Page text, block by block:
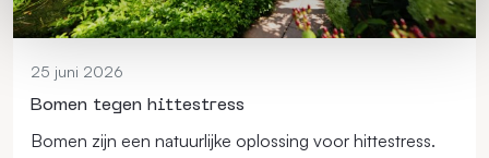
25 juni 2026
Bomen tegen hittestress
Bomen zijn een natuurlijke oplossing voor hittestress.